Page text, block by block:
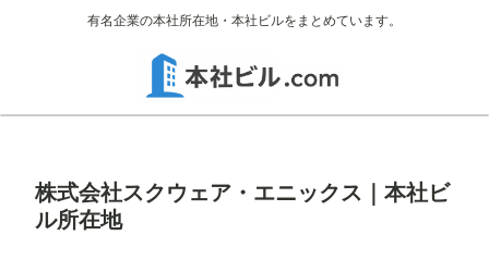
有名企業の本社所在地・本社ビルをまとめています。
株式会社スクウェア・エニックス｜本社ビ
ル所在地